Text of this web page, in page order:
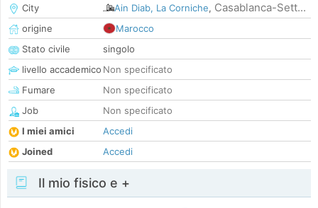
City
Ain Diab, La Corniche, Casablanca-Sett...
origine
Marocco
Stato civile
singolo
livello accademico Non specificato
Fumare
Non specificato
Job
Non specificato
I miei amici
Accedi
Joined
Accedi
Il mio fisico e +